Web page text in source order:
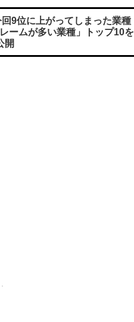
9位に上がってしまった業種
ームが多い業種」トップ10を
開